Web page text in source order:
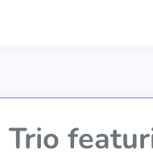
Trio